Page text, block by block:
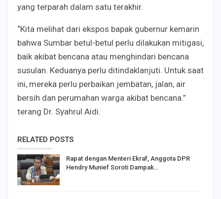
yang terparah dalam satu terakhir.
“Kita melihat dari ekspos bapak gubernur kemarin
bahwa Sumbar betul-betul perlu dilakukan mitigasi,
baik akibat bencana atau menghindari bencana
susulan. Keduanya perlu ditindaklanjuti. Untuk saat
ini, mereka perlu perbaikan jembatan, jalan, air
bersih dan perumahan warga akibat bencana.”
terang Dr. Syahrul Aidi.
RELATED POSTS
Rapat dengan Menteri Ekraf, Anggota DPR
Hendry Munief Soroti Dampak…